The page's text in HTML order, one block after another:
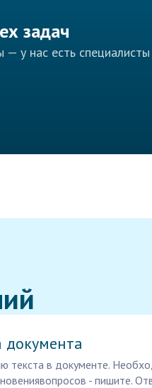
задач
у нас есть
текста в документе.
- пишите.